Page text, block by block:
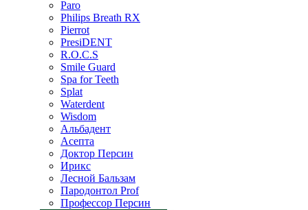
Paro
Philips Breath RX
Pierrot
PresiDENT
R.O.C.S
Smile Guard
Spa for Teeth
Splat
Waterdent
Wisdom
Альбадент
Асепта
Доктор Персин
Ирикс
Лесной Бальзам
Пародонтол Prof
Профессор Персин